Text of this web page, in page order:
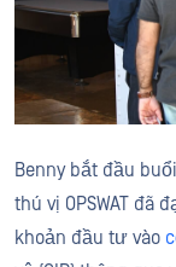
Benny bắt đầu
thú vị OPSWAT
khoản đầu tư vào